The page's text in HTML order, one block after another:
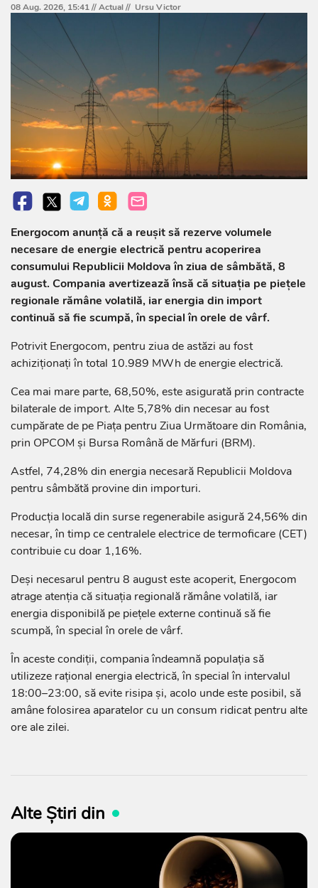
08 Aug. 2026, 15:41 //Actual// Ursu Victor
Energocom anunță că a reușit să rezerve volumele
necesare de energie electrică pentru acoperirea
consumului Republicii Moldova în ziua de sâmbătă, 8
august. Compania avertizează însă că situația pe piețele
regionale rămâne volatilă, iar energia din import
continuă să fie scumpă, în special în orele de vârf.
Potrivit Energocom, pentru ziua de astăzi au fost
achiziționați în total 10.989 MWh de energie electrică.
Cea mai mare parte, 68,50%, este asigurată prin contracte
bilaterale de import. Alte 5,78% din necesar au fost
cumpărate de pe Piața pentru Ziua Următoare din România,
prin OPCOM și Bursa Română de Mărfuri (BRM).
Astfel, 74,28% din energia necesară Republicii Moldova
pentru sâmbătă provine din importuri.
Producția locală din surse regenerabile asigură 24,56% din
necesar, în timp ce centralele electrice de termoficare (CET)
contribuie cu doar 1,16%.
Deși necesarul pentru 8 august este acoperit, Energocom
atrage atenția că situația regională rămâne volatilă, iar
energia disponibilă pe piețele externe continuă să fie
scumpă, în special în orele de vârf.
În aceste condiții, compania îndeamnă populația să
utilizeze rațional energia electrică, în special în intervalul
18:00–23:00, să evite risipa și, acolo unde este posibil, să
amâne folosirea aparatelor cu un consum ridicat pentru alte
ore ale zilei.
Alte Știri din